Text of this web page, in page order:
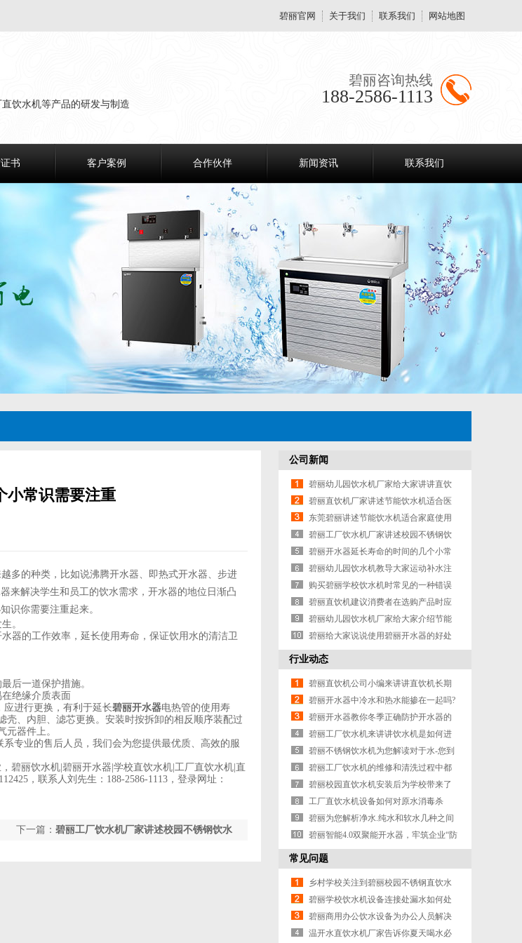
碧丽官网 关于我们 联系我们 网站地图
饮水机等产品的研发与制造
碧丽咨询热线
188-2586-1113
书 客户案例 合作伙伴 新闻资讯 联系我们
小常识需要注重
多的种类，比如说沸腾开水器、即热式开水器、步进
来解决学生和员工的饮水需求，开水器的地位日渐凸
识你需要注重起来。
。
器的工作效率，延长使用寿命，保证饮用水的清洁卫
后一道保护措施。
绝缘介质表面
进行更换，有利于延长碧丽开水器电热管的使用寿
、内胆、滤芯更换。安装时按拆卸的相反顺序装配过
器件上。
专业的售后人员，我们会为您提供最优质、高效的服
丽饮水机|碧丽开水器|学校直饮水机|工厂直饮水机|直
，联系人刘先生：188-2586-1113，登录网址：
下一篇： 碧丽工厂饮水机厂家讲述校园不锈钢饮水
公司新闻
碧丽幼儿园饮水机厂家给大家讲讲直饮
水机的好处有哪些？
碧丽直饮机厂家讲述节能饮水机适合医
院使用吗？
东莞碧丽讲述节能饮水机适合家庭使用
吗?
碧丽工厂饮水机厂家讲述校园不锈钢饮
水机的七大性能
碧丽开水器延长寿命的时间的几个小常
识需要注重
碧丽幼儿园饮水机教导大家运动补水注
意的事项是那些?
购买碧丽学校饮水机时常见的一种错误
想法的讲解是什么呢
碧丽直饮机建议消费者在选购产品时应
注意哪些问题
碧丽幼儿园饮水机厂家给大家介绍节能
饮水机有怎样的工艺
碧丽给大家说说使用碧丽开水器的好处
有哪些？
行业动态
碧丽直饮机公司小编来讲讲直饮机长期
闲置有哪些危害
碧丽开水器中冷水和热水能掺在一起吗?
给你解一下疑惑
碧丽开水器教你冬季正确防护开水器的
方法
碧丽工厂饮水机来讲讲饮水机是如何进
行维护的吧
碧丽不锈钢饮水机为您解读对于水-您到
底了解多少?
碧丽工厂饮水机的维修和清洗过程中都
要注意什么问题呢
碧丽校园直饮水机安装后为学校带来了
哪些效益
工厂直饮水机设备如何对原水消毒杀
菌？
碧丽为您解析净水.纯水和软水几种之间
有哪些分别
碧丽智能4.0双聚能开水器，牢筑企业“防
疫墙”
常见问题
乡村学校关注到碧丽校园不锈钢直饮水
机优势
碧丽学校饮水机设备连接处漏水如何处
理来看看
碧丽商用办公饮水设备为办公人员解决
饮水问题!
温开水直饮水机厂家告诉你夏天喝水必